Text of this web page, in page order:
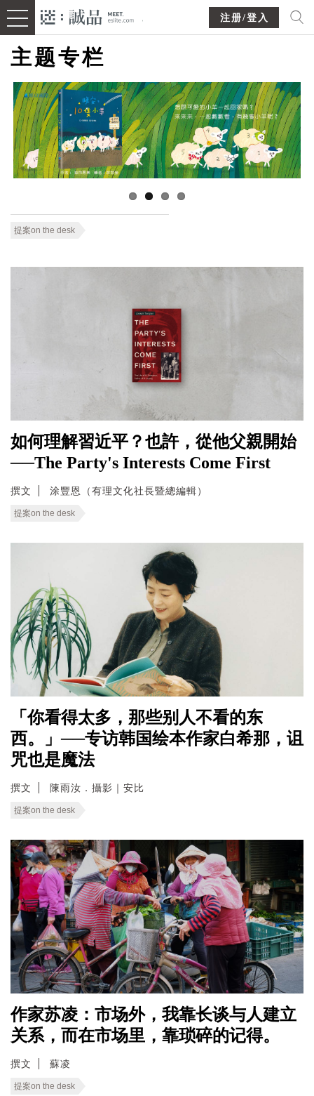
注册/登入
主题专栏
提案on the desk
如何理解習近平？也許，從他父親開始
──The Party's Interests Come First
撰文 涂豐恩（有理文化社長暨總編輯）
提案on the desk
「你看得太多，那些别人不看的东
西。」──专访韩国绘本作家白希那，诅
咒也是魔法
撰文 陳雨汝．攝影｜安比
提案on the desk
作家苏凌：市场外，我靠长谈与人建立
关系，而在市场里，靠琐碎的记得。
撰文 蘇凌
提案on the desk